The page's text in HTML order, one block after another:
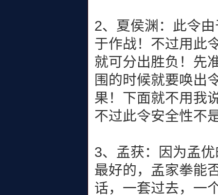
2、夏侯渊：此令
于作战！不过用此
就可分出胜负！先
围的时候就要唤出
果！下面就不用我
不过此令安全性不
3、孟获：因为孟
最好的，孟家拳能
话，一套过去，一